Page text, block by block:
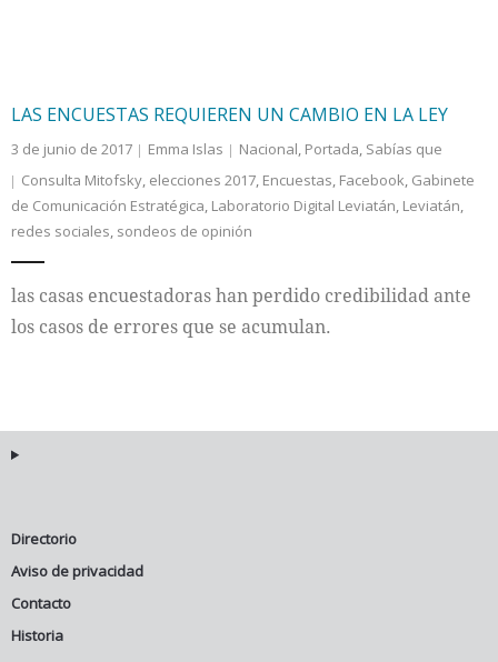
LAS ENCUESTAS REQUIEREN UN CAMBIO EN LA LEY
3 de junio de 2017 Emma Islas Nacional, Portada, Sabías que
Consulta Mitofsky, elecciones 2017, Encuestas, Facebook, Gabinete
de Comunicación Estratégica, Laboratorio Digital Leviatán, Leviatán,
redes sociales, sondeos de opinión
las casas encuestadoras han perdido credibilidad ante
los casos de errores que se acumulan.
Directorio
Aviso de privacidad
Contacto
Historia